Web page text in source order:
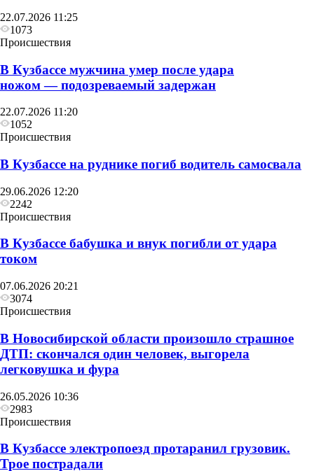
22.07.2026 11:25
1073
Происшествия
В Кузбассе мужчина умер после удара
ножом — подозреваемый задержан
22.07.2026 11:20
1052
Происшествия
В Кузбассе на руднике погиб водитель самосвала
29.06.2026 12:20
2242
Происшествия
В Кузбассе бабушка и внук погибли от удара
током
07.06.2026 20:21
3074
Происшествия
В Новосибирской области произошло страшное
ДТП: скончался один человек, выгорела
легковушка и фура
26.05.2026 10:36
2983
Происшествия
В Кузбассе электропоезд протаранил грузовик.
Трое пострадали